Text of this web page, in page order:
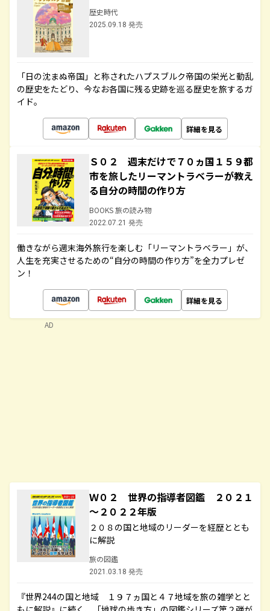
歴史時代
2025.09.18 発売
「日の沈まぬ帝国」と称されたハプスブルク帝国の栄光と動乱
の歴史をたどり、今なお各国に残る史跡を巡る歴史を旅するガ
イド。
詳細を見る
Ｓ０２ 週末だけで７０ヵ国１５９都
市を旅したリーマントラベラーが教え
る自分の時間の作り方
BOOKS 旅の読み物
2022.07.21 発売
働きながら週末海外旅行を楽しむ「リーマントラベラー」が、
人生を充実させるための“自分の時間の作り方”を全力プレゼ
ン！
詳細を見る
Ｗ０２ 世界の指導者図鑑 ２０２１
～２０２２年版
２０８の国と地域のリーダーを経歴ととも
に解説
旅の図鑑
2021.03.18 発売
『世界244の国と地域 １９７ヵ国と４７地域を旅の雑学とと
AD